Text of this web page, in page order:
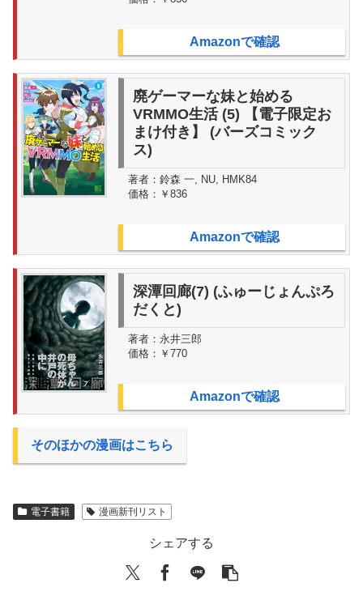
Amazonで確認
廃ゲーマーな妹と始める
VRMMO生活 (5) 【電子限定お
まけ付き】 (バーズコミック
ス)
著者： 鈴森 一, NU, HMK84
価格： ￥836
Amazonで確認
深潭回廊(7) (ふゅーじょんぷろ
だくと)
著者： 永井三郎
価格： ￥770
Amazonで確認
そのほかの漫画はこちら
電子書籍 漫画新刊リスト
シェアする